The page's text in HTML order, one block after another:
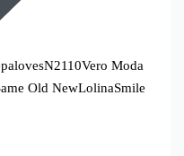
N2110Vero Moda
Old NewLolinaSmile